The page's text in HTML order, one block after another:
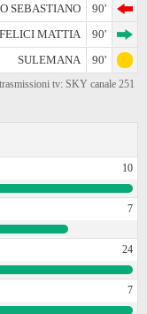
SEBASTIANO
90'
FELICI MATTIA
90'
SULEMANA
90'
tv: SKY canale 251
10
7
24
7